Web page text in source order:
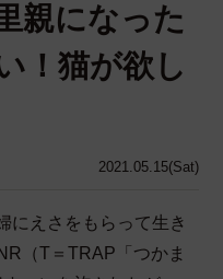
2021.05.15(Sat)
親になった
！猫が欲し
にえさをもらって生き
（T＝TRAP「つかま